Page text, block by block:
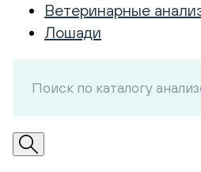
Ветеринарные
Лошади